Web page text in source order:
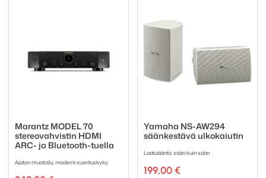
Marantz MODEL 70
stereovahvistin HDMI
ARC- ja Bluetooth-tuella
Ajaton muotoilu, moderni suorituskyky
Yamaha NS-AW294
säänkestävä ulkokaiutin
Laatuääntä, sään kuin sään
199,00 €